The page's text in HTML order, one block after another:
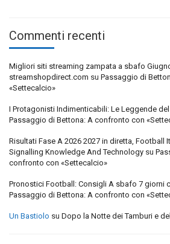
Commenti recenti
Migliori siti streaming zampata a sbafo
streamshopdirect.com su Passaggio di
«Settecalcio»
I Protagonisti Indimenticabili: Le Leggende
Passaggio di Bettona: A confronto con
Risultati Fase A 2026 2027 in diretta, Football
Signalling Knowledge And Technology su
confronto con «Settecalcio»
Pronostici Football: Consigli A sbafo 7 giorni
Passaggio di Bettona: A confronto con
Un Bastiolo su Dopo la Notte dei Tamburi e